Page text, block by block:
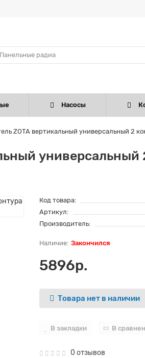
Насосы
ZOTA вертикальный универсальный 2
универсальный
Код товара:
Артикул:
Производитель:
Закончился
5896р.
Товара нет в наличии
В закладки В
0 отзывов